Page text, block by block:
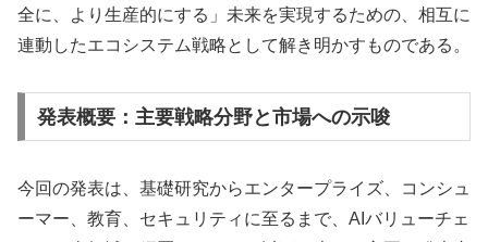
全に、より生産的にする」未来を実現するための、相互に
連動したエコシステム戦略として解き明かすものである。
発表概要：主要戦略分野と市場への示唆
今回の発表は、基礎研究からエンタープライズ、コンシュ
ーマー、教育、セキュリティに至るまで、AIバリューチェ